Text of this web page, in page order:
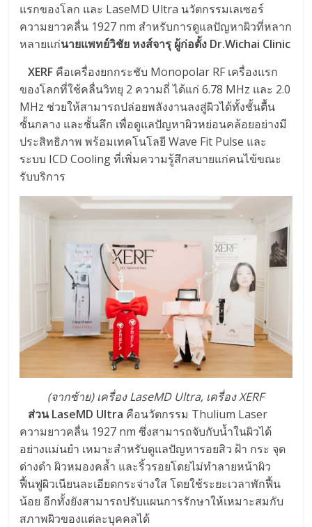
แรกของโลก และ LaseMD Ultra นวัตกรรมเลเซอร์
ความยาวคลื่น 1927 nm สำหรับการดูแลปัญหาผิวที่หลาก
หลายแก่นายแพทย์วิชัย หงส์จารุ ผู้ก่อตั้ง Dr.Wichai Clinic
XERF คือเครื่องยกกระชับ Monopolar RF เครื่องแรก
ของโลกที่ใช้คลื่นวิทยุ 2 ความถี่ ได้แก่ 6.78 MHz และ 2.0
MHz ช่วยให้สามารถปล่อยพลังงานลงสู่ผิวได้ทั้งชั้นตื้น
ชั้นกลาง และชั้นลึก เพื่อดูแลปัญหาผิวหย่อนคล้อยอย่างมี
ประสิทธิภาพ พร้อมเทคโนโลยี Wave Fit Pulse และ
ระบบ ICD Cooling ที่เพิ่มความรู้สึกสบายแก่คนไข้ขณะ
รับบริการ
(จากซ้าย) เครื่อง LaseMD Ultra, เครื่อง XERF
ส่วน LaseMD Ultra คือนวัตกรรม Thulium Laser
ความยาวคลื่น 1927 nm ซึ่งสามารถจับกับน้ำในผิวได้
อย่างแม่นยำ เหมาะสำหรับดูแลปัญหารอยสิว ฝ้า กระ จุด
ด่างดำ ผิวหมองคล้ำ และริ้วรอยโดยไม่ทำลายหน้าผิว
ฟื้นฟูผิวเนียนละเอียดกระจ่างใส โดยใช้ระยะเวลาพักฟื้น
น้อย อีกทั้งยังสามารถปรับแผนการรักษาให้เหมาะสมกับ
สภาพผิวของแต่ละบุคคลได้